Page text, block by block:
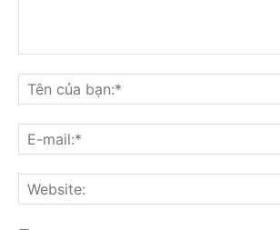
nghĩ
gì
về
bài
viết
này?